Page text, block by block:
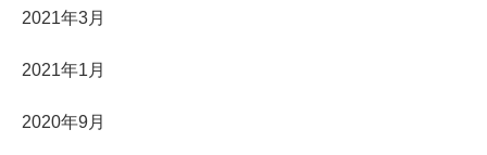
2021年3月
2021年1月
2020年9月